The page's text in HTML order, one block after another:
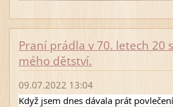
Praní prádla v 70. letech 20
mého dětství.
09.07.2022 13:04
Když jsem dnes dávala prát